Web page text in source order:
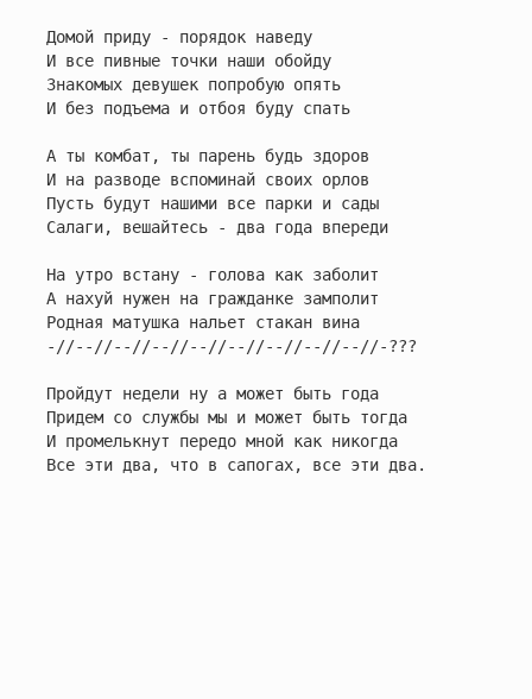
Домой приду - порядок наведу
И все пивные точки наши обойду
Знакомых девушек попробую опять
И без подъема и отбоя буду спать
А ты комбат, ты парень будь здоров
И на разводе вспоминай своих орлов
Пусть будут нашими все парки и сады
Салаги, вешайтесь - два года впереди
На утро встану - голова как заболит
А нахуй нужен на гражданке замполит
Родная матушка нальет стакан вина
-//--//--//--//--//--//--//--//--//-???
Пройдут недели ну а может быть года
Придем со службы мы и может быть тогда
И промелькнут передо мной как никогда
Все эти два, что в сапогах, все эти два.